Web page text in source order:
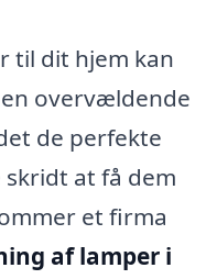
til dit hjem kan
overvældende
de perfekte
at få dem
et firma
af lamper i